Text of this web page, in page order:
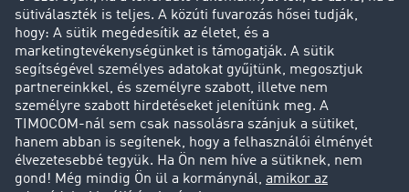
Cég
Sikertörténetek
Ügyfél hoz ügyfelet
Jogi információk
Impresszum